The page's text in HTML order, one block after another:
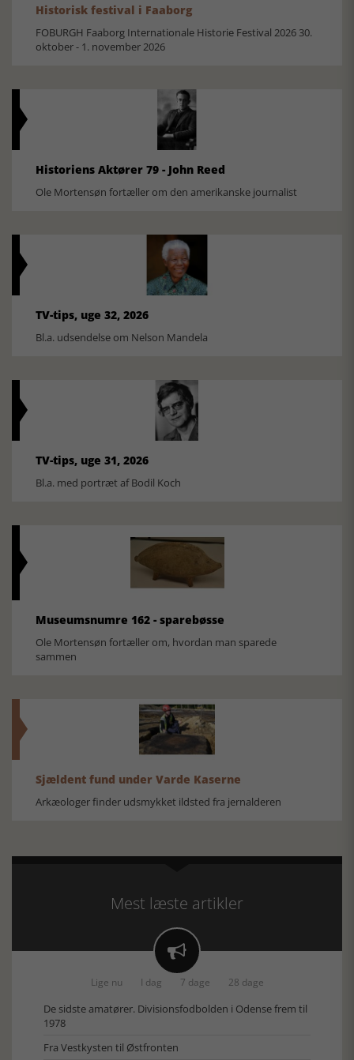
Historisk festival i Faaborg
FOBURGH Faaborg Internationale Historie Festival 2026 30.
oktober - 1. november 2026
Historiens Aktører 79 - John Reed
Ole Mortensøn fortæller om den amerikanske journalist
TV-tips, uge 32, 2026
Bl.a. udsendelse om Nelson Mandela
TV-tips, uge 31, 2026
Bl.a. med portræt af Bodil Koch
Museumsnumre 162 - sparebøsse
Ole Mortensøn fortæller om, hvordan man sparede
sammen
Sjældent fund under Varde Kaserne
Arkæologer finder udsmykket ildsted fra jernalderen
Mest læste artikler

Lige nu I dag 7 dage 28 dage
De sidste amatører. Divisionsfodbolden i Odense frem til
1978
Fra Vestkysten til Østfronten